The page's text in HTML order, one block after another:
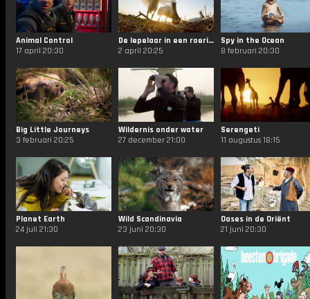
Animal Control
17 april 20:30
De lepelaar in een roerige wereld
2 april 20:25
Spy in the Ocean
8 februari 20:30
Big Little Journeys
3 februari 20:25
Wildernis onder water
27 december 21:00
Serengeti
11 augustus 18:15
Planet Earth
24 juli 21:30
Wild Scandinavia
23 juni 20:30
Oases in de Oriënt
21 juni 20:30